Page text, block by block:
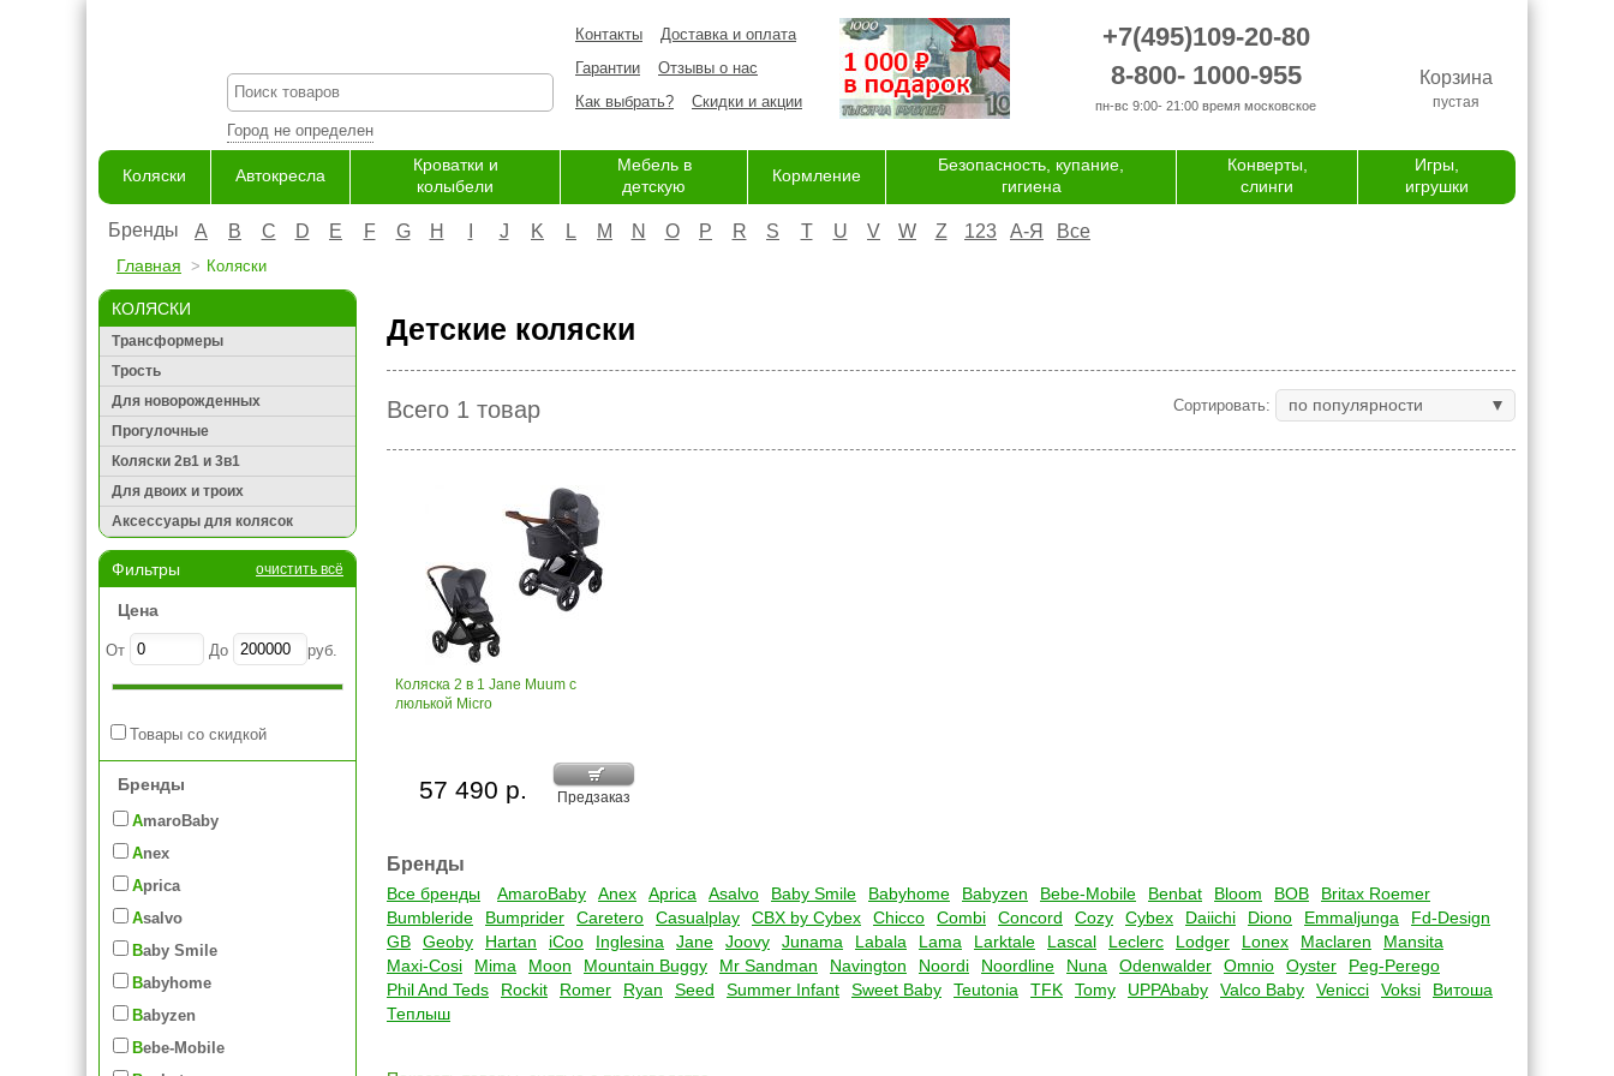
Город не определен
Контакты
Доставка и оплата
Гарантии
Отзывы о нас
Как выбрать?
Скидки и акции
+7(495)109-20-80
8-800- 1000-955
пн-вс 9:00- 21:00 время московское
Корзина
пустая
Коляски Автокресла
Кроватки и
колыбели
Мебель в
детскую
Кормление
Безопасность, купание,
гигиена
Конверты,
слинги
Игры,
игрушки
Бренды A B C D E F G H J K L M N O P R S T U V W Z 123 А-Я Все
Главная Коляски
КОЛЯСКИ
Трансформеры
Трость
Для новорожденных
Прогулочные
Коляски 2в1 и 3в1
Для двоих и троих
Аксессуары для колясок
Фильтры очистить всё
Цена
От До руб.
Товары со скидкой
Бренды
AmaroBaby
Anex
Aprica
Asalvo
Baby Smile
Babyhome
Babyzen
Bebe-Mobile
Детские коляски
Всего 1 товар Сортировать: по популярности
Коляска 2 в 1 Jane Muum с
люлькой Micro
Предзаказ
57 490 р.
Бренды
Все бренды AmaroBaby Anex Aprica Asalvo Baby Smile Babyhome Babyzen Bebe-Mobile Benbat Bloom BOB
Britax Roemer
Bumbleride
Bumprider Caretero Casualplay CBX by Cybex Chicco Combi Concord Cozy Cybex Daiichi Diono Emmaljunga
Fd-Design
GB
Geoby Hartan iCoo Inglesina Jane Joovy Junama Labala Lama Larktale Lascal Leclerc Lodger Lonex Maclaren
Mansita
Maxi-Cosi
Mima Moon Mountain Buggy Mr Sandman Navington Noordi Noordline Nuna Odenwalder Omnio Oyster
Peg-Perego
Phil And Teds
Rockit Romer Ryan Seed Summer Infant Sweet Baby Teutonia TFK Tomy UPPAbaby Valco Baby Venicci Voksi
Витоша
Теплыш